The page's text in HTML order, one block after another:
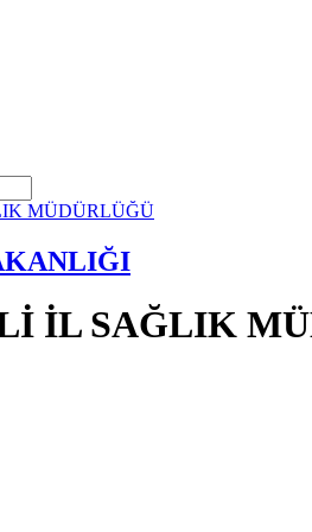
İL SAĞLIK